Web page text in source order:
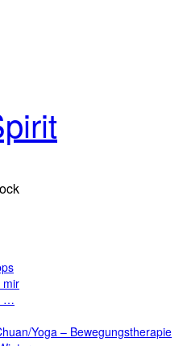
mir
…
Yoga – Bewegungstherapie